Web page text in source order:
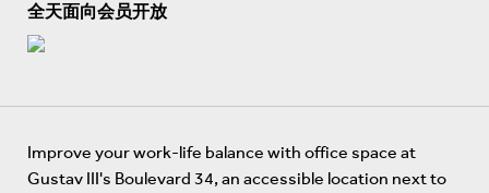
全天面向会员开放
Improve your work-life balance with office space at
Gustav III's Boulevard 34, an accessible location next to